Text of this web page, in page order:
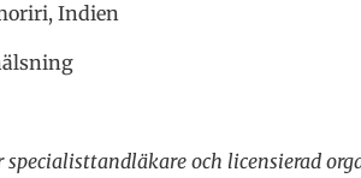
Indien
specialisttandläkare och licensierad